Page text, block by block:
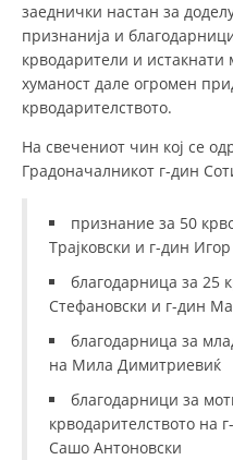
ЕДУКАТИВНО
заеднички настан за
признанија и
крводарители и истакнати
хуманост дале огромен
крводарителството.
На свечениот чин кој се
Градоначалникот г-дин
признание за 50
Трајковски и г-дин
благодарница за 25
Стефановски и г-дин
благодарница за
на Мила Димитриевиќ
благодарници за
крводарителството на
Сашо Антоновски